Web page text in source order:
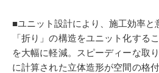
■ユニット設計により、施工効率と
「折り」の構造をユニット化する
を大幅に軽減。スピーディーな取
に計算された立体造形が空間の格